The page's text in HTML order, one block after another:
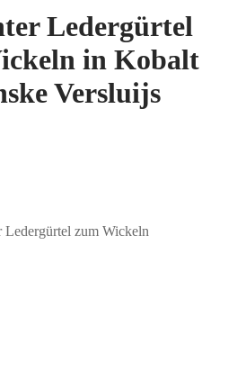
Ledergürtel
in Kobalt
Versluijs
Ledergürtel zum Wickeln